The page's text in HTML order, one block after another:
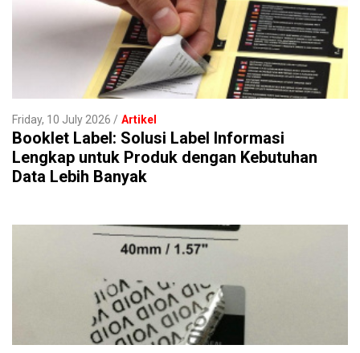
Friday, 10 July 2026 Artikel
Booklet Label: Solusi Label Informasi
Lengkap untuk Produk dengan Kebutuhan
Data Lebih Banyak